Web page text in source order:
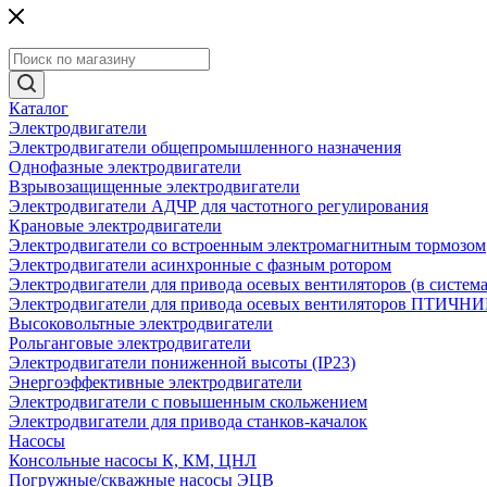
Каталог
Электродвигатели
Электродвигатели общепромышленного назначения
Однофазные электродвигатели
Взрывозащищенные электродвигатели
Электродвигатели АДЧР для частотного регулирования
Крановые электродвигатели
Электродвигатели со встроенным электромагнитным тормозом
Электродвигатели асинхронные с фазным ротором
Электродвигатели для привода осевых вентиляторов (в
Электродвигатели для привода осевых вентиляторов
Высоковольтные электродвигатели
Рольганговые электродвигатели
Электродвигатели пониженной высоты (IP23)
Энергоэффективные электродвигатели
Электродвигатели с повышенным скольжением
Электродвигатели для привода станков-качалок
Насосы
Консольные насосы К, КМ, ЦНЛ
Погружные/скважные насосы ЭЦВ